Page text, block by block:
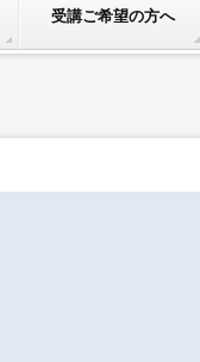
受講ご希望の方へ